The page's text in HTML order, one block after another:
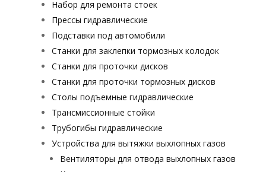
Набор для ремонта стоек
Прессы гидравлические
Подставки под автомобили
Станки для заклепки тормозных колодок
Станки для проточки дисков
Станки для проточки тормозных дисков
Столы подъемные гидравлические
Трансмиссионные стойки
Трубогибы гидравлические
Устройства для вытяжки выхлопных газов
Вентиляторы для отвода выхлопных газов